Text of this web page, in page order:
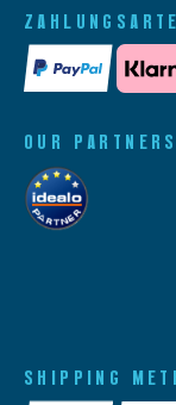
SHIPPING
OUR PARTNERS